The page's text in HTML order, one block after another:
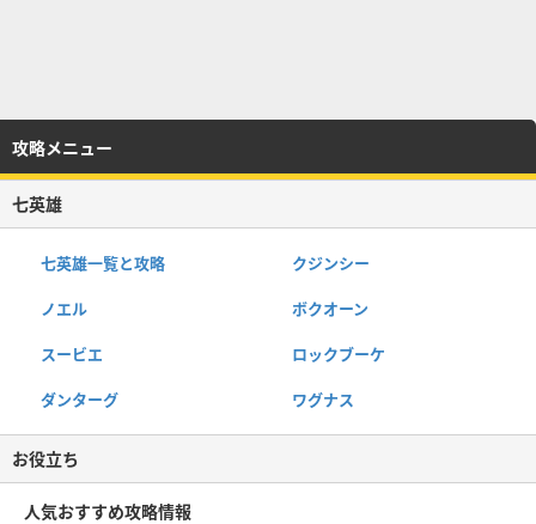
攻略メニュー
七英雄
七英雄一覧と攻略 クジンシー
ノエル ボクオーン
スービエ ロックブーケ
ダンターグ ワグナス
お役立ち
人気おすすめ攻略情報